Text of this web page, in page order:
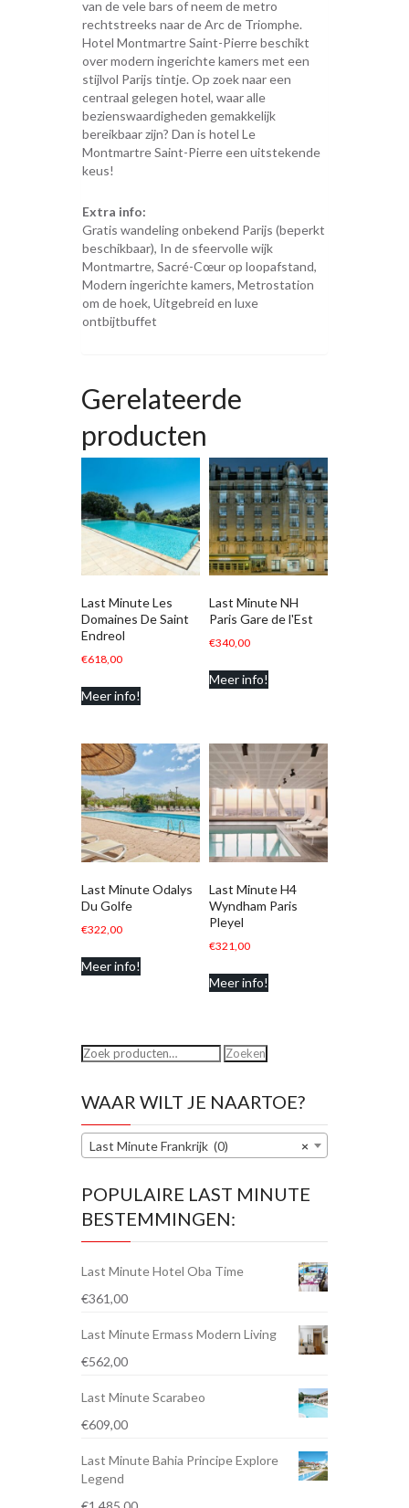
van de vele bars of neem de metro
rechtstreeks naar de Arc de Triomphe.
Hotel Montmartre Saint-Pierre beschikt
over modern ingerichte kamers met een
stijlvol Parijs tintje. Op zoek naar een
centraal gelegen hotel, waar alle
bezienswaardigheden gemakkelijk
bereikbaar zijn? Dan is hotel Le
Montmartre Saint-Pierre een uitstekende
keus!
Extra info:
Gratis wandeling onbekend Parijs (beperkt
beschikbaar), In de sfeervolle wijk
Montmartre, Sacré-Cœur op loopafstand,
Modern ingerichte kamers, Metrostation
om de hoek, Uitgebreid en luxe
ontbijtbuffet
Gerelateerde
producten
Last Minute Les
Domaines De Saint
Endreol
€618,00
Meer info!
Last Minute NH
Paris Gare de l'Est
€340,00
Meer info!
Last Minute Odalys
Du Golfe
€322,00
Meer info!
Last Minute H4
Wyndham Paris
Pleyel
€321,00
Meer info!
Zoeken
Zoeken
WAAR WILT JE NAARTOE?
×
Last Minute Frankrijk (0)
POPULAIRE LAST MINUTE
BESTEMMINGEN:
Last Minute Hotel Oba Time
€361,00
Last Minute Ermass Modern Living
€562,00
Last Minute Scarabeo
€609,00
Last Minute Bahia Principe Explore
Legend